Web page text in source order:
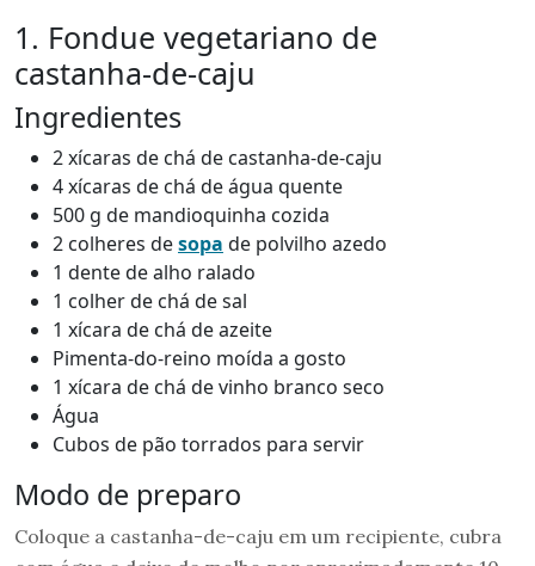
1. Fondue vegetariano de
castanha-de-caju
Ingredientes
2 xícaras de chá de castanha-de-caju
4 xícaras de chá de água quente
500 g de mandioquinha cozida
2 colheres desopa de polvilho azedo
1 dente de alho ralado
1 colher de chá de sal
1 xícara de chá de azeite
Pimenta-do-reino moída a gosto
1 xícara de chá de vinho branco seco
Água
Cubos de pão torrados para servir
Modo de preparo
Coloque a castanha-de-caju em um recipiente, cubra